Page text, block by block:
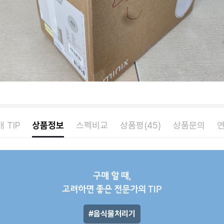
TIP 상품정보 스펙비교 상품평(45) 상품문의
구매 할 때,
고려하면 좋은 전문가의 TIP
음식물처리기